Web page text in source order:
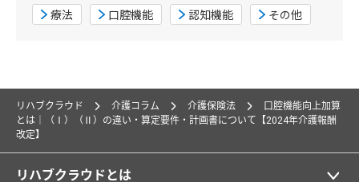
療法 口腔機能 認知機能 その他
リハブクラウド 介護コラム 介護保険法
口腔機能向上加算
とは｜（Ⅰ）（Ⅱ）の違い・算定要件・計画書について【2024年介護報酬
改定】
リハブクラウドとは